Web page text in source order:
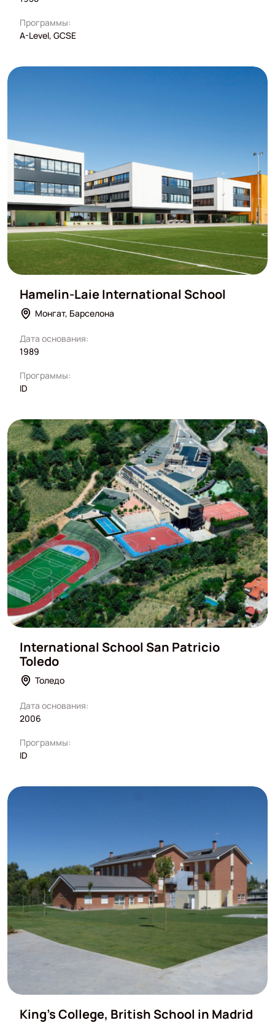
Программы:
A-Level, GCSE
Hamelin-Laie International School
Монгат, Барселона
Дата основания:
1989
Программы:
ID
International School San Patricio
Toledo
Толедо
Дата основания:
2006
Программы:
ID
King's College, British School in Madrid